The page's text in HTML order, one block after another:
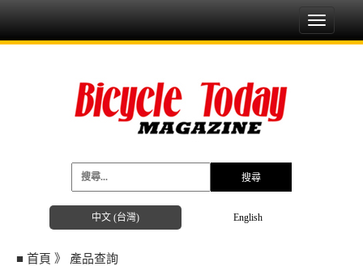
中文 (台灣) English
Toggle
■ 首頁 》
產品查詢